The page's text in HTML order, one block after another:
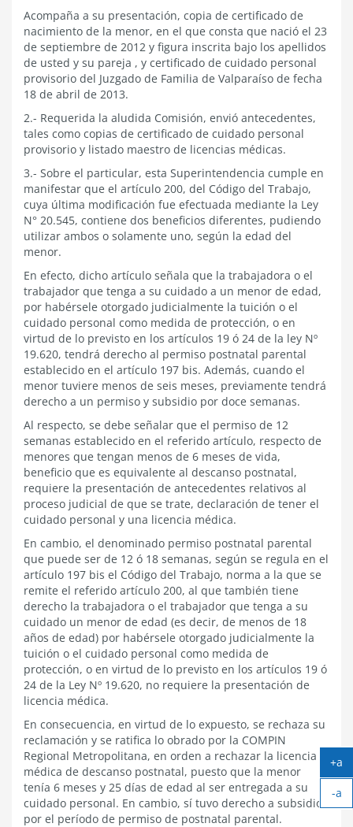
Acompaña a su presentación, copia de certificado de
nacimiento de la menor, en el que consta que nació el 23
de septiembre de 2012 y figura inscrita bajo los apellidos
de usted y su pareja , y certificado de cuidado personal
provisorio del Juzgado de Familia de Valparaíso de fecha
18 de abril de 2013.
2.- Requerida la aludida Comisión, envió antecedentes,
tales como copias de certificado de cuidado personal
provisorio y listado maestro de licencias médicas.
3.- Sobre el particular, esta Superintendencia cumple en
manifestar que el artículo 200, del Código del Trabajo,
cuya última modificación fue efectuada mediante la Ley
N° 20.545, contiene dos beneficios diferentes, pudiendo
utilizar ambos o solamente uno, según la edad del
menor.
En efecto, dicho artículo señala que la trabajadora o el
trabajador que tenga a su cuidado a un menor de edad,
por habérsele otorgado judicialmente la tuición o el
cuidado personal como medida de protección, o en
virtud de lo previsto en los artículos 19 ó 24 de la ley Nº
19.620, tendrá derecho al permiso postnatal parental
establecido en el artículo 197 bis. Además, cuando el
menor tuviere menos de seis meses, previamente tendrá
derecho a un permiso y subsidio por doce semanas.
Al respecto, se debe señalar que el permiso de 12
semanas establecido en el referido artículo, respecto de
menores que tengan menos de 6 meses de vida,
beneficio que es equivalente al descanso postnatal,
requiere la presentación de antecedentes relativos al
proceso judicial de que se trate, declaración de tener el
cuidado personal y una licencia médica.
En cambio, el denominado permiso postnatal parental
que puede ser de 12 ó 18 semanas, según se regula en el
artículo 197 bis el Código del Trabajo, norma a la que se
remite el referido artículo 200, al que también tiene
derecho la trabajadora o el trabajador que tenga a su
cuidado un menor de edad (es decir, de menos de 18
años de edad) por habérsele otorgado judicialmente la
tuición o el cuidado personal como medida de
protección, o en virtud de lo previsto en los artículos 19 ó
24 de la Ley Nº 19.620, no requiere la presentación de
licencia médica.
En consecuencia, en virtud de lo expuesto, se rechaza su
reclamación y se ratifica lo obrado por la COMPIN
Regional Metropolitana, en orden a rechazar la licencia
médica de descanso postnatal, puesto que la menor
tenía 6 meses y 25 días de edad al ser entregada a su
cuidado personal. En cambio, sí tuvo derecho a subsidio
por el período de permiso de postnatal parental.
+a
-a